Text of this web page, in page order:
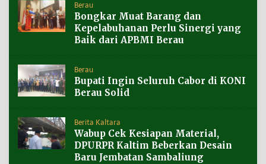
Berau
Bongkar Muat Barang dan
Kepelabuhanan Perlu Sinergi yang
Baik dari APBMI Berau
Berau
Bupati Ingin Seluruh Cabor di KONI
Berau Solid
Berita Kaltara
Wabup Cek Kesiapan Material,
DPURPR Kaltim Beberkan Desain
Baru Jembatan Sambaliung